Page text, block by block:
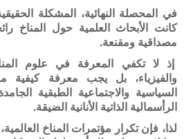
في المحصلة النهائية، المشكلة
كانت الأبحاث العلمية حول المناخ
مصداقية ومقنعة.
إذ لا تكفي المعرفة في علوم
والفيزياء، بل يجب معرفة كيفية
السياسية والاجتماعية الطبقية
الرأسمالية الذاتية الأنانية الضيقة.